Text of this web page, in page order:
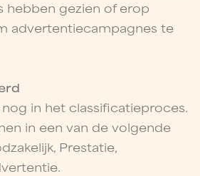
hebben gezien of erop
advertentiecampagnes te
in het classificatieproces.
in een van de volgende
Prestatie,